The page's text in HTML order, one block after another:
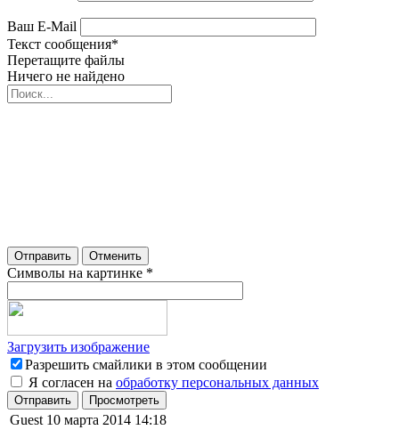
Ваш E-Mail
Текст сообщения*
Перетащите файлы
Ничего не найдено
Отправить Отменить
Символы на картинке *
Загрузить изображение
Разрешить смайлики в этом сообщении
Я согласен на обработку персональных данных
Отправить Просмотреть
Guest 10 марта 2014 14:18